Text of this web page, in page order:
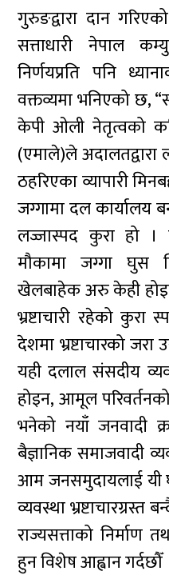
गुरुङद्वारा दान
सत्ताधारी नेपाल
निर्णयप्रति पनि
वक्तव्यमा भनिएको छ,
केपी ओली नेतृत्वको
(एमाले)ले अदालतद्वारा
ठहरिएका व्यापारी
जग्गामा दल कार्यालय
लज्जास्पद कुरा हो
मौकामा जग्गा घुस
खेलबाहेक अरु केही
भ्रष्टाचारी रहेको
देशमा भ्रष्टाचारको
यही दलाल संसदीय
होइन, आमूल
भनेको नयाँ जनवादी
बैज्ञानिक समाजवादी
आम जनसमुदायलाई यी
व्यवस्था
राज्यसत्ताको निर्माण
हुन विशेष आह्वान गर्दछौँ